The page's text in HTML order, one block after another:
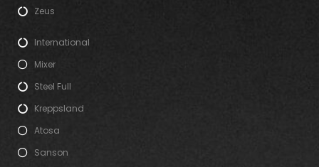
Zeus
International
Mixer
Steel Full
Kreppsland
Atosa
Sanson